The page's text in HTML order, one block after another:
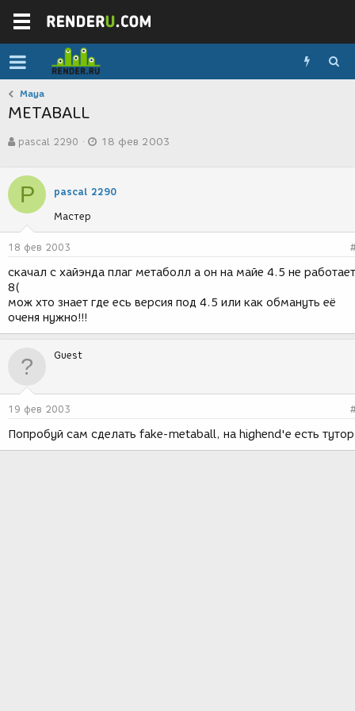
Maya
METABALL
в
о
р
т
е
м
ы
pascal 2290
а
с
д
и
18 фев 2003
P pascal 2290
Мастер
18 фев 2003
скачал с хайэнда плаг метаболл а он на майе 4.5 не работает
8(
мож хто знает где есь версия под 4.5 или как обмануть её
оченя нужно!!!
Guest
19 фев 2003
Попробуй сам сделать fake-metaball, на highend'е есть